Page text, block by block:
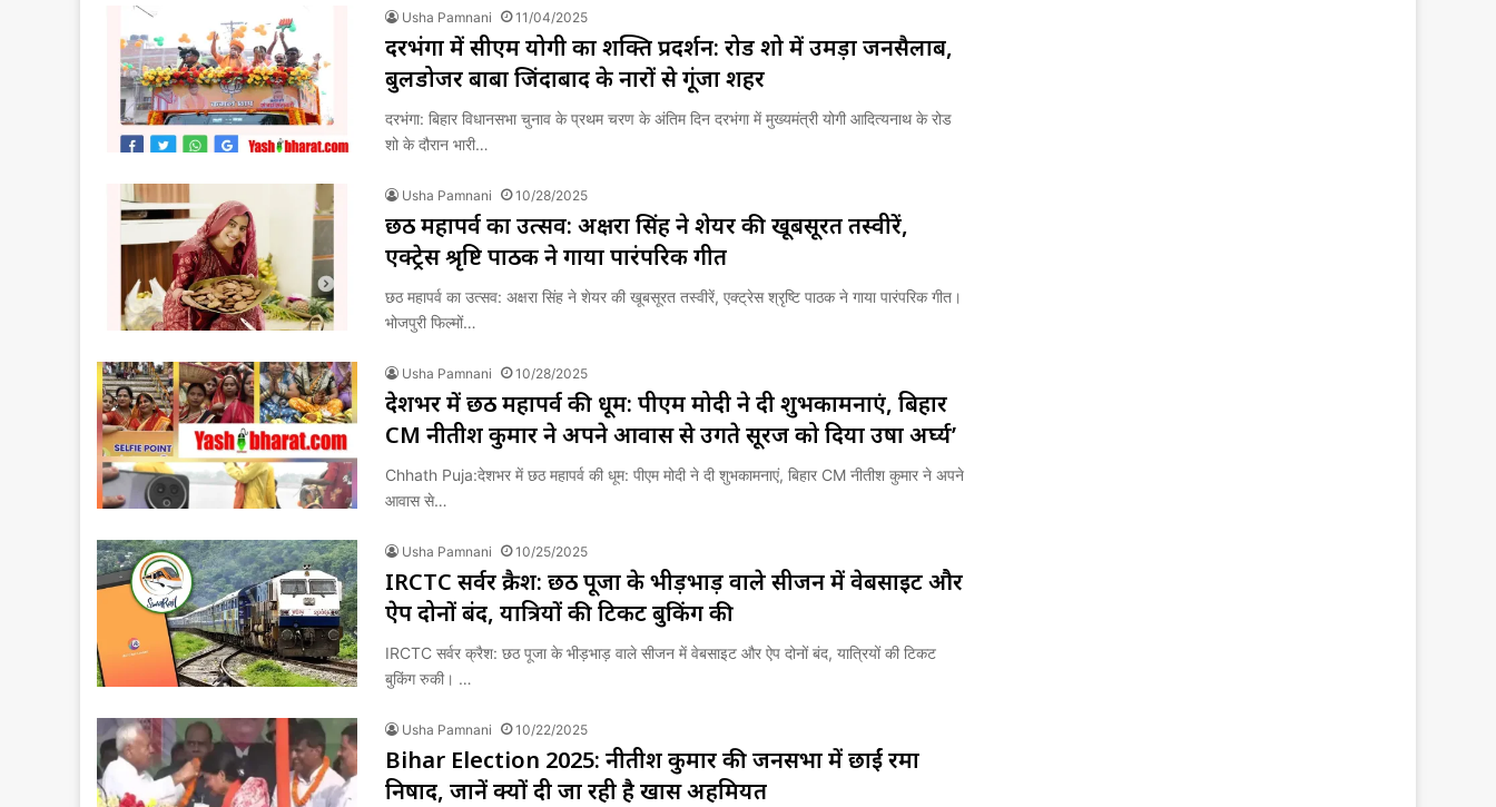
Usha Pamnani 11/04/2025
दरभंगा में सीएम योगी का शक्ति प्रदर्शन: रोड शो में उमड़ा जनसैलाब,
बुलडोजर बाबा जिंदाबाद के नारों से गूंजा शहर
दरभंगा: बिहार विधानसभा चुनाव के प्रथम चरण के अंतिम दिन दरभंगा में मुख्यमंत्री योगी आदित्यनाथ के रोड
शो के दौरान भारी…
Usha Pamnani 10/28/2025
छठ महापर्व का उत्सव: अक्षरा सिंह ने शेयर की खूबसूरत तस्वीरें,
एक्ट्रेस श्रृष्टि पाठक ने गाया पारंपरिक गीत
छठ महापर्व का उत्सव: अक्षरा सिंह ने शेयर की खूबसूरत तस्वीरें, एक्ट्रेस श्रृष्टि पाठक ने गाया पारंपरिक गीत।
भोजपुरी फिल्मों…
Usha Pamnani 10/28/2025
देशभर में छठ महापर्व की धूम: पीएम मोदी ने दी शुभकामनाएं, बिहार
CM नीतीश कुमार ने अपने आवास से उगते सूरज को दिया उषा अर्घ्य’
Chhath Puja:देशभर में छठ महापर्व की धूम: पीएम मोदी ने दी शुभकामनाएं, बिहार CM नीतीश कुमार ने अपने
आवास से…
Usha Pamnani 10/25/2025
IRCTC सर्वर क्रैश: छठ पूजा के भीड़भाड़ वाले सीजन में वेबसाइट और
ऐप दोनों बंद, यात्रियों की टिकट बुकिंग रुकी
IRCTC सर्वर क्रैश: छठ पूजा के भीड़भाड़ वाले सीजन में वेबसाइट और ऐप दोनों बंद, यात्रियों की टिकट
बुकिंग रुकी। …
Usha Pamnani 10/22/2025
Bihar Election 2025: नीतीश कुमार की जनसभा में छाईं रमा
निषाद, जानें क्यों दी जा रही है खास अहमियत